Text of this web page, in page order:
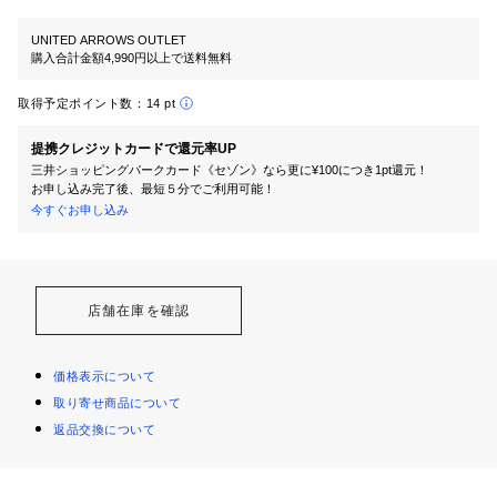
UNITED ARROWS OUTLET
購入合計金額4,990円以上で送料無料
取得予定ポイント数： 14 pt
提携クレジットカードで還元率UP
三井ショッピングパークカード《セゾン》なら更に¥100につき1pt還元！
お申し込み完了後、最短５分でご利用可能！
今すぐお申し込み
店舗在庫を確認
価格表示について
取り寄せ商品について
返品交換について